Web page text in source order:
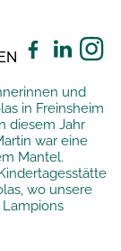
und
in Freinsheim
diesem Jahr
war eine
Mantel.
wo unsere